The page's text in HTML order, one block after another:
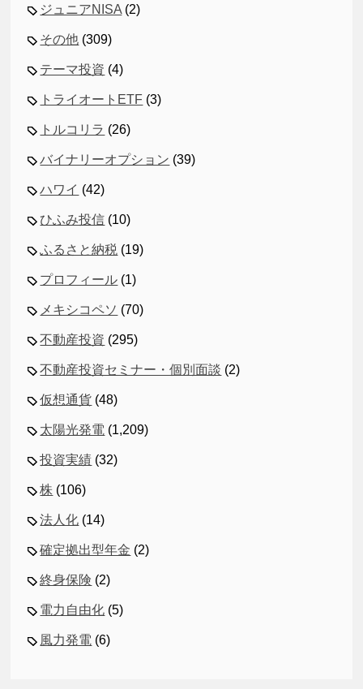
ジュニアNISA (2)
その他 (309)
テーマ投資 (4)
トライオートETF (3)
トルコリラ (26)
バイナリーオプション (39)
ハワイ (42)
ひふみ投信 (10)
ふるさと納税 (19)
プロフィール (1)
メキシコペソ (70)
不動産投資 (295)
不動産投資セミナー・個別面談 (2)
仮想通貨 (48)
太陽光発電 (1,209)
投資実績 (32)
株 (106)
法人化 (14)
確定拠出型年金 (2)
終身保険 (2)
電力自由化 (5)
風力発電 (6)